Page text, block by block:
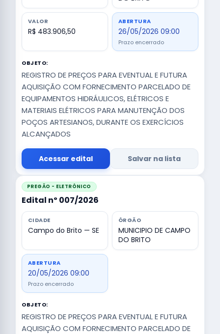
VALOR
R$ 483.906,50
ABERTURA
26/05/2026 09:00
Prazo encerrado
OBJETO:
REGISTRO DE PREÇOS PARA EVENTUAL E FUTURA
AQUISIÇÃO COM FORNECIMENTO PARCELADO DE
EQUIPAMENTOS HIDRÁULICOS, ELÉTRICOS E
MATERIAIS ELÉTRICOS PARA MANUTENÇÃO DOS
POÇOS ARTESIANOS, DURANTE OS EXERCÍCIOS
ALCANÇADOS
Acessar edital Salvar na lista
PREGÃO - ELETRÔNICO
Edital nº 007/2026
CIDADE
Campo do Brito — SE
ÓRGÃO
MUNICIPIO DE CAMPO
DO BRITO
ABERTURA
20/05/2026 09:00
Prazo encerrado
OBJETO:
REGISTRO DE PREÇOS PARA EVENTUAL E FUTURA
AQUISIÇÃO COM FORNECIMENTO PARCELADO DE